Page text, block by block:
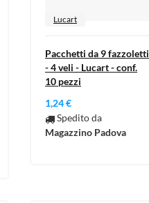
Lucart
Pacchetti da 9 fazzoletti
- 4 veli - Lucart - conf.
10 pezzi
1,24 €
Spedito da
Magazzino Padova